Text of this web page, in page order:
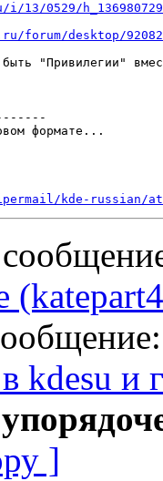
0529/
forum/desktop/
"Привилегии"
формате...
kde-russian/
в kdesu
]